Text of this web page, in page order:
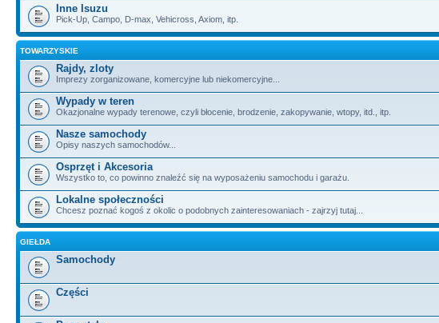
Inne Isuzu
Pick-Up, Campo, D-max, Vehicross, Axiom, itp.
TOWARZYSKIE
Rajdy, zloty
Imprezy zorganizowane, komercyjne lub niekomercyjne...
Wypady w teren
Okazjonalne wypady terenowe, czyli błocenie, brodzenie, zakopywanie, wtopy, itd., itp.
Nasze samochody
Opisy naszych samochodów...
Osprzęt i Akcesoria
Wszystko to, co powinno znaleźć się na wyposażeniu samochodu i garażu.
Lokalne społeczności
Chcesz poznać kogoś z okolic o podobnych zainteresowaniach - zajrzyj tutaj...
GIEŁDA
Samochody
Części